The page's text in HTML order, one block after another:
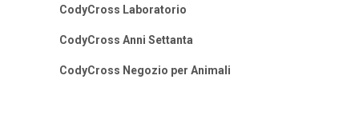
CodyCross Laboratorio
CodyCross Anni Settanta
CodyCross Negozio per Animali